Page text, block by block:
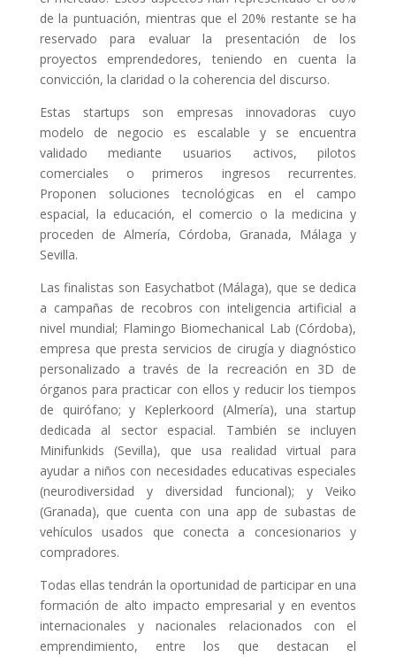
de la puntuación, mientras que el 20% restante se ha
reservado para evaluar la presentación de los
proyectos emprendedores, teniendo en cuenta la
convicción, la claridad o la coherencia del discurso.
Estas startups son empresas innovadoras cuyo
modelo de negocio es escalable y se encuentra
validado mediante usuarios activos, pilotos
comerciales o primeros ingresos recurrentes.
Proponen soluciones tecnológicas en el campo
espacial, la educación, el comercio o la medicina y
proceden de Almería, Córdoba, Granada, Málaga y
Sevilla.
Las finalistas son Easychatbot (Málaga), que se dedica
a campañas de recobros con inteligencia artificial a
nivel mundial; Flamingo Biomechanical Lab (Córdoba),
empresa que presta servicios de cirugía y diagnóstico
personalizado a través de la recreación en 3D de
órganos para practicar con ellos y reducir los tiempos
de quirófano; y Keplerkoord (Almería), una startup
dedicada al sector espacial. También se incluyen
Minifunkids (Sevilla), que usa realidad virtual para
ayudar a niños con necesidades educativas especiales
(neurodiversidad y diversidad funcional); y Veiko
(Granada), que cuenta con una app de subastas de
vehículos usados que conecta a concesionarios y
compradores.
Todas ellas tendrán la oportunidad de participar en una
formación de alto impacto empresarial y en eventos
internacionales y nacionales relacionados con el
emprendimiento, entre los que destacan el